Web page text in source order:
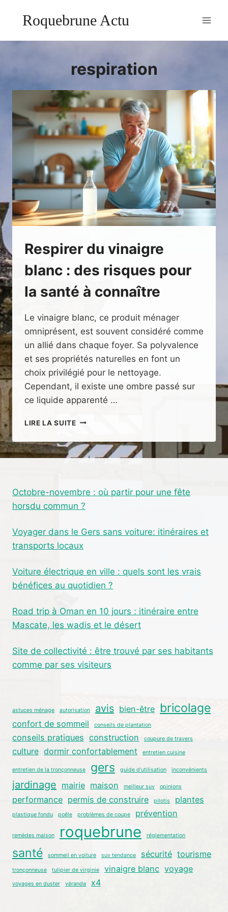
Roquebrune Actu
respiration
Respirer du vinaigre
blanc : des risques pour
la santé à connaître
Le vinaigre blanc, ce produit ménager
omniprésent, est souvent considéré comme
un allié dans chaque foyer. Sa polyvalence
et ses propriétés naturelles en font un
choix privilégié pour le nettoyage.
Cependant, il existe une ombre passé sur
ce liquide apparenté …
LIRE LA SUITERESPIRER
VINAIGRE
BLANC
POUR
LA
CONNAÎTRE
Octobre-novembre : où partir pour une fête
horsdu commun ?
Voyager dans le Gers sans voiture: itinéraires et
transports locaux
Voiture électrique en ville : quels sont les vrais
bénéfices au quotidien ?
Road trip à Oman en 10 jours : itinéraire entre
Mascate, les wadis et le désert
Site de collectivité : être trouvé par ses habitants
comme par ses visiteurs
astuces ménage autorisation avis bien-être bricolage
confort de sommeil conseils de plantation
conseils pratiques construction coupure de travers
culture dormir confortablement entretien cuisine
entretien de la tronçonneuse gers guide d'utilisation inconvénients
jardinage mairie maison meilleur suv opinions
performance permis de construire pilotis plantes
plastique fondu poêle problèmes de coupe prévention
remèdes maison roquebrune réglementation
santé sommeil en voiture suv tendance sécurité tourisme
tronçonneuse tulipier de virginie vinaigre blanc voyage
voyages en duster véranda x4